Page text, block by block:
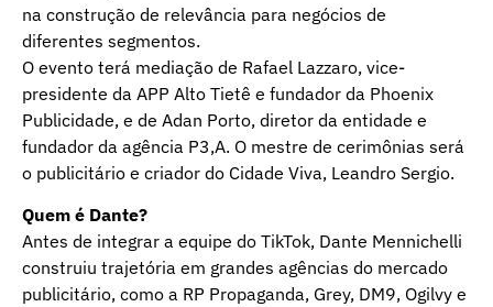
na construção de relevância para negócios de
diferentes segmentos.
O evento terá mediação de Rafael Lazzaro, vice-
presidente da APP Alto Tietê e fundador da Phoenix
Publicidade, e de Adan Porto, diretor da entidade e
fundador da agência P3,A. O mestre de cerimônias será
o publicitário e criador do Cidade Viva, Leandro Sergio.
Quem é Dante?
Antes de integrar a equipe do TikTok, Dante Mennichelli
construiu trajetória em grandes agências do mercado
publicitário, como a RP Propaganda, Grey, DM9, Ogilvy e